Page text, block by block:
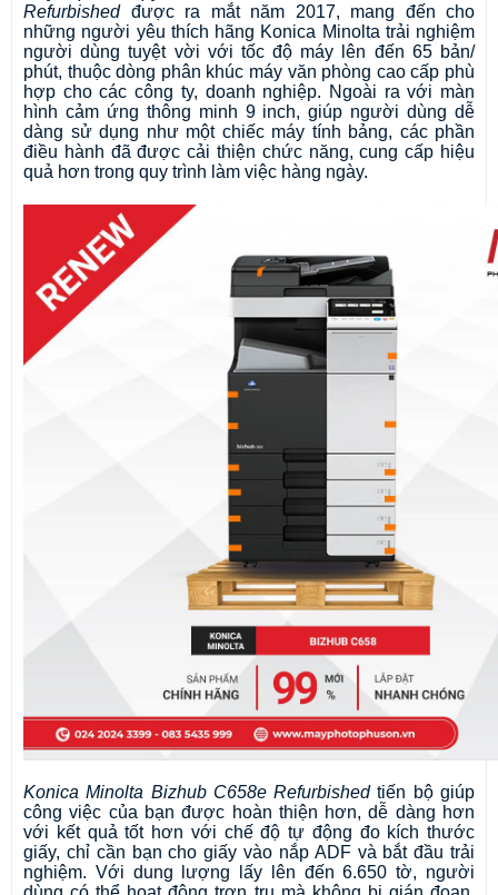
Refurbished được ra mắt năm 2017, mang đến cho
những người yêu thích hãng Konica Minolta trải nghiệm
người dùng tuyệt vời với tốc độ máy lên đến 65 bản/
phút, thuộc dòng phân khúc máy văn phòng cao cấp phù
hợp cho các công ty, doanh nghiệp. Ngoài ra với màn
hình cảm ứng thông minh 9 inch, giúp người dùng dễ
dàng sử dụng như một chiếc máy tính bảng, các phần
điều hành đã được cải thiện chức năng, cung cấp hiệu
quả hơn trong quy trình làm việc hàng ngày.
Konica Minolta Bizhub C658e Refurbished tiến bộ giúp
công việc của bạn được hoàn thiện hơn, dễ dàng hơn
với kết quả tốt hơn với chế độ tự động đo kích thước
giấy, chỉ cần bạn cho giấy vào nắp ADF và bắt đầu trải
nghiệm. Với dung lượng lấy lên đến 6.650 tờ, người